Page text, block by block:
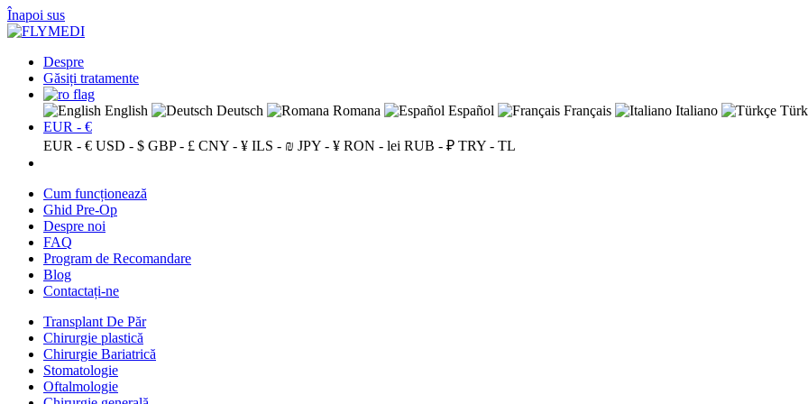
Înapoi sus
Despre
Găsiți tratamente
English Deutsch Romana Español Français Italiano
EUR - €
EUR - € USD - $ GBP - £ CNY - ¥ ILS - ₪ JPY - ¥ RON - lei RUB - ₽ TRY - TL
Cum funcționează
Ghid Pre-Op
Despre noi
FAQ
Program de Recomandare
Blog
Contactați-ne
Transplant De Păr
Chirurgie plastică
Chirurgie Bariatrică
Stomatologie
Oftalmologie